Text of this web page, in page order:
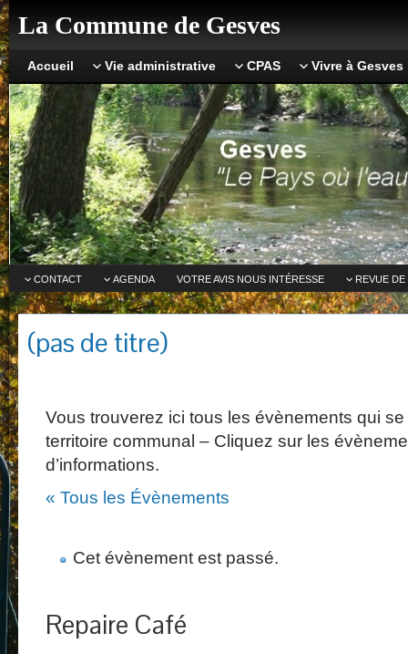
La Commune de Gesves
Accueil Vie administrative CPAS Vivre à Gesves
CONTACT AGENDA VOTRE AVIS NOUS INTÉRESSE REVUE DE
(pas de titre)
Vous trouverez ici tous les évènements qui
territoire communal – Cliquez sur les
d’informations.
« Tous les Évènements
Cet évènement est passé.
Repaire Café